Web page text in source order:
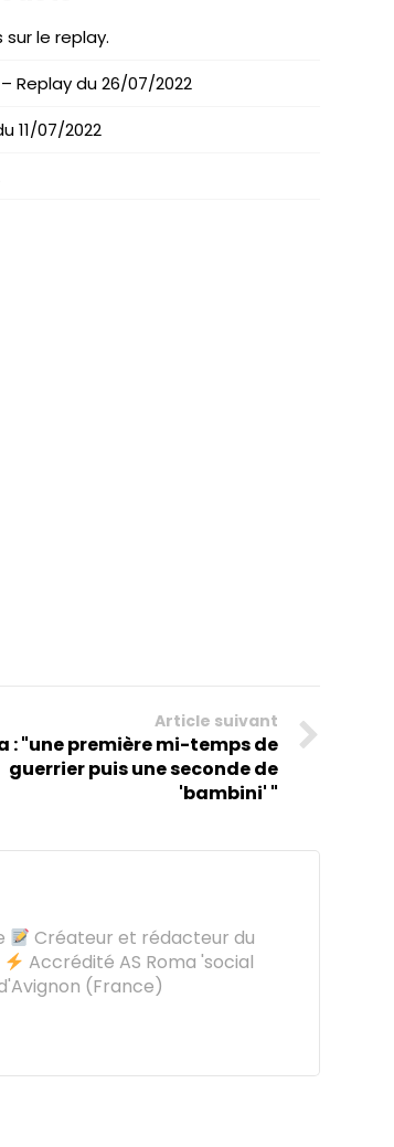
le replay.
Replay du 26/07/2022
11/07/2022
Article suivant
: "une première mi-temps de
guerrier puis une seconde de
'bambini' "
Créateur et rédacteur du
Accrédité AS Roma 'social
(France)